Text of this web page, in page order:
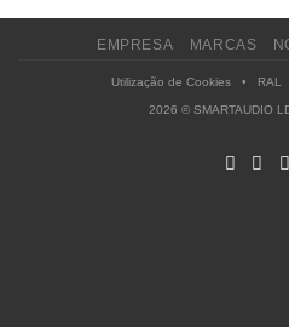
EMPRESA MARCAS
Utilização de Cookies• RAL
2026 ©